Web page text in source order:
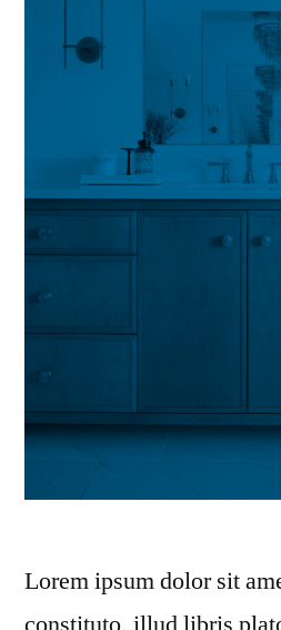
Lorem ipsum dolor sit